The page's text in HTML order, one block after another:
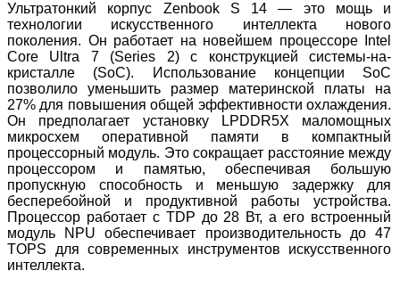
Ультратонкий корпус Zenbook S 14 — это мощь и
технологии искусственного интеллекта нового
поколения. Он работает на новейшем процессоре Intel
Core Ultra 7 (Series 2) с конструкцией системы-на-
кристалле (SoC). Использование концепции SoC
позволило уменьшить размер материнской платы на
27% для повышения общей эффективности охлаждения.
Он предполагает установку LPDDR5X маломощных
микросхем оперативной памяти в компактный
процессорный модуль. Это сокращает расстояние между
процессором и памятью, обеспечивая большую
пропускную способность и меньшую задержку для
бесперебойной и продуктивной работы устройства.
Процессор работает с TDP до 28 Вт, а его встроенный
модуль NPU обеспечивает производительность до 47
TOPS для современных инструментов искусственного
интеллекта.